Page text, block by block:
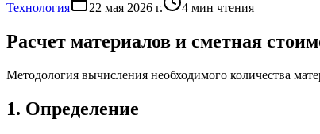
Технология
22 мая 2026 г. 4 мин чтения
Расчет материалов и сметная
Методология вычисления необходимого количества
1. Определение